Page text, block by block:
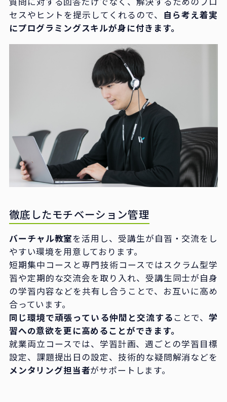
セスやヒントを提示してくれるので、 自ら考え着実
にプログラミングスキルが身に付きます。
徹底したモチベーション管理
バーチャル教室を活用し、受講生が自習・交流をし
やすい環境を用意しております。
短期集中コースと専門技術コースではスクラム型学
習や定期的な交流会を取り入れ、受講生同士が自身
の学習内容などを共有し合うことで、お互いに高め
合っています。
同じ環境で頑張っている仲間と交流する ことで、学
習への意欲を更に高めることができます。
就業両立コースでは、学習計画、週ごとの学習目標
設定、課題提出日の設定、技術的な疑問解消などを
メンタリング担当者がサポートします。